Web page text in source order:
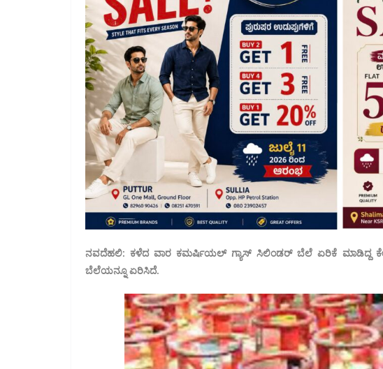
ನವದೆಹಲಿ: ಕಳೆದ ವಾರ ಕಮರ್ಷಿಯಲ್ ಗ್ಯಾಸ್ ಸಿಲಿಂಡರ್ ಬೆಲೆ ಏರಿಕೆ ಮಾಡಿದ್ದ
ಬೆಲೆಯನ್ನೂ ಏರಿಸಿದೆ.